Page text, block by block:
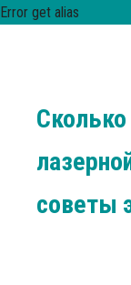
Error get alias
советы